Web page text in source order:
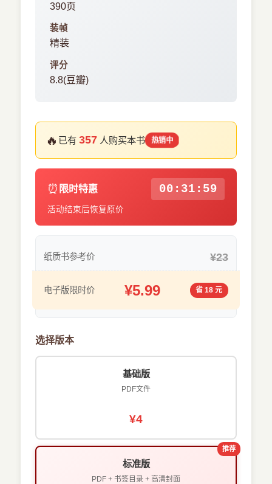
390页
装帧
精装
评分
8.8(豆瓣)
🔥 已有357 人购买本书 热销中
⏰ 限时特惠 00:31:58
活动结束后恢复原价
纸质书参考价 ¥23
电子版限时价 ¥5.99 省 18 元
选择版本
基础版
PDF文件
¥4
推荐
标准版
PDF + 书签目录 + 高清封面